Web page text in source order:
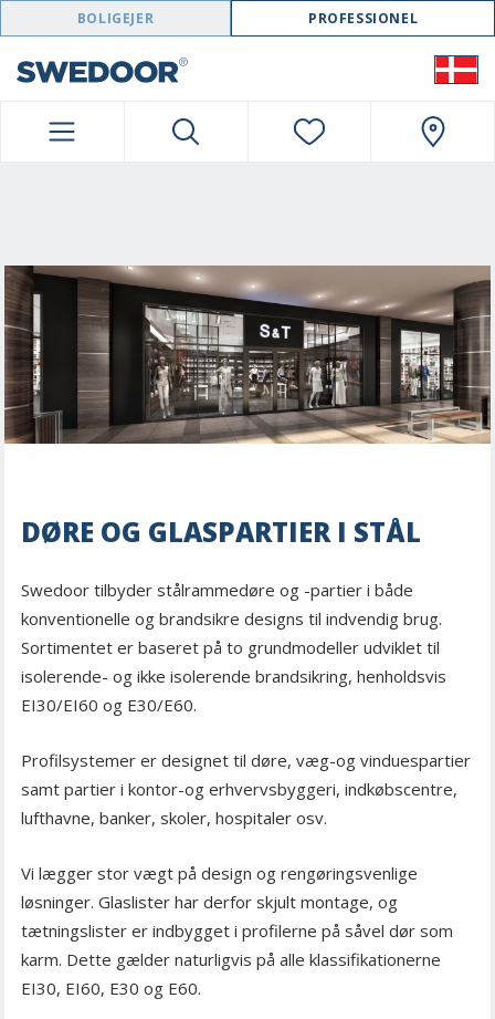
SWEDOOR NAVIGATION
BOLIGEJER PROFESSIONEL
DØRE OG GLASPARTIER I STÅL
Swedoor tilbyder stålrammedøre og -partier i både
konventionelle og brandsikre designs til indvendig brug.
Sortimentet er baseret på to grundmodeller udviklet til
isolerende- og ikke isolerende brandsikring, henholdsvis
EI30/EI60 og E30/E60.
Profilsystemer er designet til døre, væg-og vinduespartier
samt partier i kontor-og erhvervsbyggeri, indkøbscentre,
lufthavne, banker, skoler, hospitaler osv.
Vi lægger stor vægt på design og rengøringsvenlige
løsninger. Glaslister har derfor skjult montage, og
tætningslister er indbygget i profilerne på såvel dør som
karm. Dette gælder naturligvis på alle klassifikationerne
EI30, EI60, E30 og E60.